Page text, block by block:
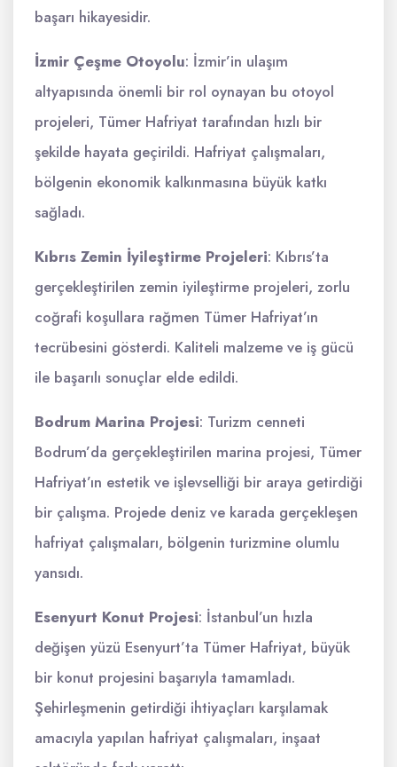
başarı hikayesidir.
İzmir Çeşme Otoyolu: İzmir’in ulaşım
altyapısında önemli bir rol oynayan bu otoyol
projeleri, Tümer Hafriyat tarafından hızlı bir
şekilde hayata geçirildi. Hafriyat çalışmaları,
bölgenin ekonomik kalkınmasına büyük katkı
sağladı.
Kıbrıs Zemin İyileştirme Projeleri: Kıbrıs’ta
gerçekleştirilen zemin iyileştirme projeleri, zorlu
coğrafi koşullara rağmen Tümer Hafriyat’ın
tecrübesini gösterdi. Kaliteli malzeme ve iş gücü
ile başarılı sonuçlar elde edildi.
Bodrum Marina Projesi: Turizm cenneti
Bodrum’da gerçekleştirilen marina projesi, Tümer
Hafriyat’ın estetik ve işlevselliği bir araya getirdiği
bir çalışma. Projede deniz ve karada gerçekleşen
hafriyat çalışmaları, bölgenin turizmine olumlu
yansıdı.
Esenyurt Konut Projesi: İstanbul’un hızla
değişen yüzü Esenyurt’ta Tümer Hafriyat, büyük
bir konut projesini başarıyla tamamladı.
Şehirleşmenin getirdiği ihtiyaçları karşılamak
amacıyla yapılan hafriyat çalışmaları, inşaat